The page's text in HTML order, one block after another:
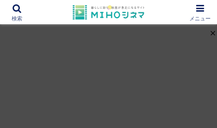
12000作品を紹介！あなたの映画図書館『MIHOシネマ』
検索 メニュー